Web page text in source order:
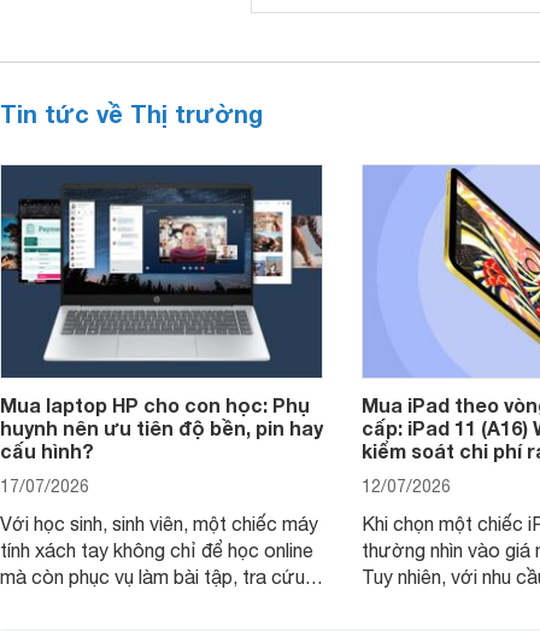
Tin tức về Thị trường
Mua laptop HP cho con học: Phụ
huynh nên ưu tiên độ bền, pin hay
cấu hình?
17/07/2026
Với học sinh, sinh viên, một chiếc máy
tính xách tay không chỉ để học online
mà còn phục vụ làm bài tập, tra cứu,
Mua iPad theo
cấp: iPad 11 (A16)
kiểm soát chi phí
12/07/2026
Khi chọn một chiếc
thường nhìn vào
Tuy nhiên, với nhu